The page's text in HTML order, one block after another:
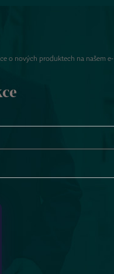
o nových produktech na našem e-